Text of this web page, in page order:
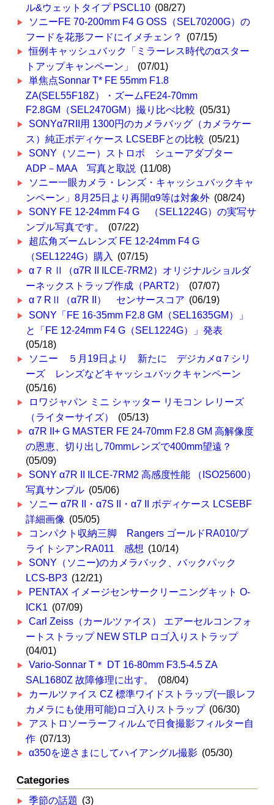
ル&ウェットタイプ PSCL10 (08/27)
ソニーFE 70-200mm F4 G OSS（SEL70200G）の
フードを花形フードにイメチェン？
(07/15)
恒例キャッシュバック「ミラーレス時代のαスター
トアップキャンペーン」
(07/01)
単焦点Sonnar T* FE 55mm F1.8
ZA(SEL55F18Z）・ズームFE24-70mm
F2.8GM（SEL2470GM）撮り比べ比較 (05/31)
SONYα7RII用 1300円のカメラバッグ（カメラケー
ス）純正ボディケース LCSEBFとの比較 (05/21)
SONY（ソニー）ストロボ シューアダプター
ADP－MAA 写真と取説 (11/08)
ソニー一眼カメラ・レンズ・キャッシュバックキャ
ンペーン」8月25日より再開α9等は対象外 (08/24)
SONY FE 12-24mm F4 G （SEL1224G）の実写サ
ンプル写真です。
(07/22)
超広角ズームレンズ FE 12-24mm F4 G
（SEL1224G）購入
(07/15)
α７ＲⅡ（α7R II ILCE-7RM2）オリジナルショルダ
ーネックストラップ作成（PART2）
(07/07)
α７RⅡ（α7R II） センサースコア (06/19)
SONY「FE 16-35mm F2.8 GM（SEL1635GM）」
と「FE 12-24mm F4 G（SEL1224G）」発表
(05/18)
ソニー ５月19日より 新たに デジカメα７シリ
ーズ レンズなどキャッシュバックキャンペーン
(05/16)
ロワジャパン ミニ シャッター リモコン レリーズ
（ライターサイズ）
(05/13)
α7R II+ G MASTER FE 24-70mm F2.8 GM 高解像度
の恩恵、切り出し70mmレンズで400mm望遠？
(05/09)
SONY α7R II ILCE-7RM2 高感度性能 （ISO25600）
写真サンプル (05/06)
ソニー α7R II・α7S II・α7 II ボディケース LCSEBF
詳細画像 (05/05)
コンパクト収納三脚 Rangers ゴールドRA010/ブ
ライトシアンRA011 感想 (10/14)
SONY（ソニー)のカメラバック、バックパック
LCS-BP3 (12/21)
PENTAX イメージセンサークリーニングキット O-
ICK1 (07/09)
Carl Zeiss（カールツァイス） エアーセルコンフォ
ートストラップ NEW STLP ロゴ入りストラップ
(04/01)
Vario-Sonnar T＊ DT 16-80mm F3.5-4.5 ZA
SAL1680Z 故障修理に出す。
(08/04)
カールツァイス CZ 標準ワイドストラップ(一眼レフ
カメラにも使用可能)ロゴ入りストラップ (06/30)
アストロソーラーフィルムで日食撮影フィルター自
作 (07/13)
α350を逆さまにしてハイアングル撮影 (05/30)
Categories
季節の話題 (3)